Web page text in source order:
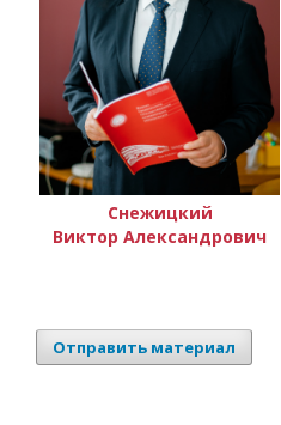
Снежицкий
Виктор Александрович
Отправить материал